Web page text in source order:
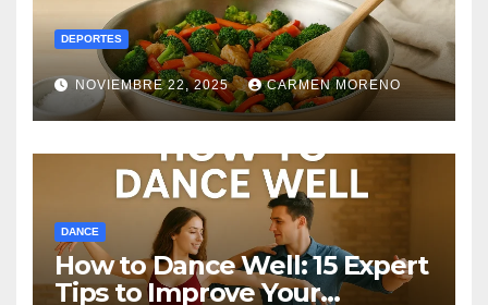
DEPORTES
NOVIEMBRE 22, 2025 CARMEN MORENO
DANCE
How to Dance Well: 15 Expert
Tips to Improve Your